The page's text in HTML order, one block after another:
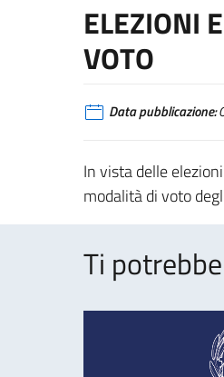
ELEZIONI
VOTO
Data pubblicazione:
In vista delle
modalità di voto
Ti